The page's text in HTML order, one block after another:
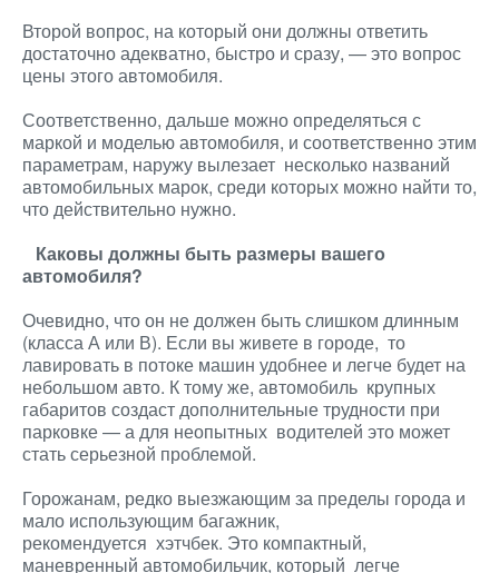
Второй вопрос, на который они должны ответить
достаточно адекватно, быстро и сразу, — это вопрос
цены этого автомобиля.
Соответственно, дальше можно определяться с
маркой и моделью автомобиля, и соответственно этим
параметрам, наружу вылезает несколько названий
автомобильных марок, среди которых можно найти то,
что действительно нужно.
Каковы должны быть размеры вашего
автомобиля?
Очевидно, что он не должен быть слишком длинным
(класса А или В). Если вы живете в городе, то
лавировать в потоке машин удобнее и легче будет на
небольшом авто. К тому же, автомобиль крупных
габаритов создаст дополнительные трудности при
парковке — а для неопытных водителей это может
стать серьезной проблемой.
Горожанам, редко выезжающим за пределы города и
мало использующим багажник,
рекомендуется хэтчбек. Это компактный,
маневренный автомобильчик, который легче